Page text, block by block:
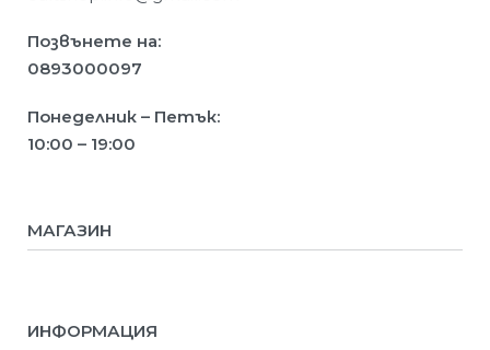
Позвънете на:
0893000097
Понеделник – Петък:
10:00 – 19:00
МАГАЗИН
Деца
ИНФОРМАЦИЯ